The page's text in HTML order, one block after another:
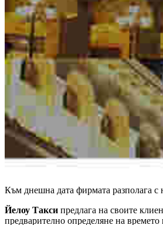
Към днешна дата фирмата разполага с
Йелоу Такси предлага на своите
предварително определяне на